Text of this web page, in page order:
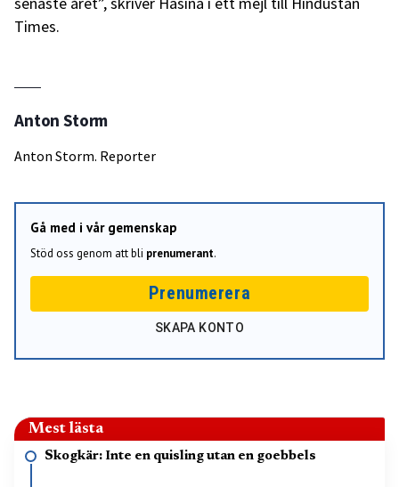
Times.
Anton Storm
Anton Storm. Reporter
Gå med i vår gemenskap
Stöd oss genom att bli prenumerant.
Prenumerera
SKAPA KONTO
Mest lästa
Skogkär: Inte en quisling utan en goebbels